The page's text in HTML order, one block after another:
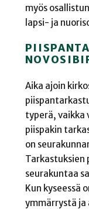
myös
lapsi- ja
Aika ajoin
typerä, vaikka
piispakin
on
Tarkastuksien
seurakuntaa
Kun kyseessä
ymmärrystä ja